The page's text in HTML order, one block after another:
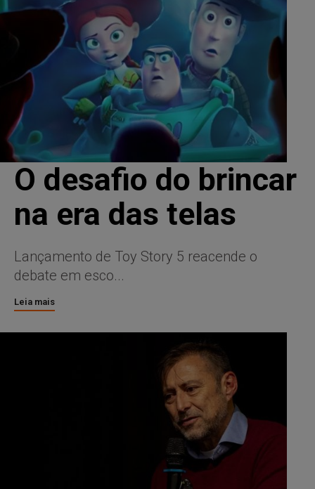
O desafio do brincar
na era das telas
Lançamento de Toy Story 5 reacende o
debate em esco...
Leia mais